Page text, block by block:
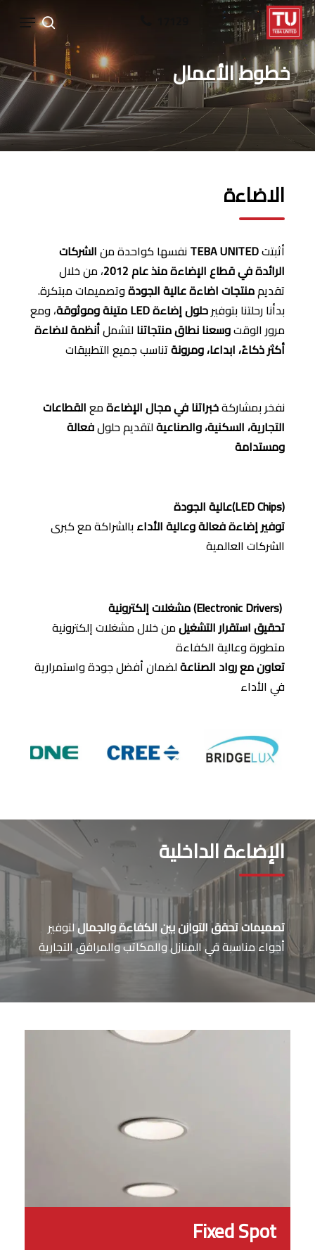
Skip
to
main
content
search
Menu
خطوط الأعمال
الاضاءة
أثبتتTEBA UNITEDنفسها كواحدة منالشركات
الرائدة في قطاع الإضاءة منذ عام 2012
، من خلال
تقديممنتجات اضاءة عالية الجودةوتصميمات مبتكرة.
بدأنا رحلتنا بتوفيرحلول إضاءةLED متينة وموثوقة، ومع
مرور الوقتوسعنا نطاق منتجاتنا لتشملأنظمة لاضاءة
أكثر ذكاءً، ابداعا، ومرونةتناسب جميع التطبيقات
نفخر بمشاركةخبراتنا في مجال الإضاءةمعالقطاعات
التجارية، السكنية، والصناعيةلتقديم حلولفعالة
ومستدامة
(LED Chips)عالية الجودة
توفير إضاءة فعالة وعالية الأداءبالشراكة مع كبرى
الشركات العالمية
(Electronic Drivers) مشغلات إلكترونية
تحقيق استقرار التشغيلمن خلال مشغلات إلكترونية
متطورة وعالية الكفاءة
تعاون مع رواد الصناعةلضمان أفضل جودة واستمرارية
في الأداء
الإضاءة الداخلية
تصميمات تحقق التوازن بين الكفاءة والجماللتوفير
أجواء مناسبة في المنازل والمكاتب والمرافق التجارية
Fixed Spot